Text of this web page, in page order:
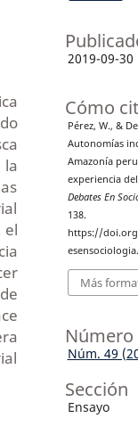
la
el
2019-09-30
Cómo
Pérez, W., &
Autonomías
Amazonía
experiencia
Debates En
138.
https://
Más
Número
Núm. 49
Sección
Ensayo